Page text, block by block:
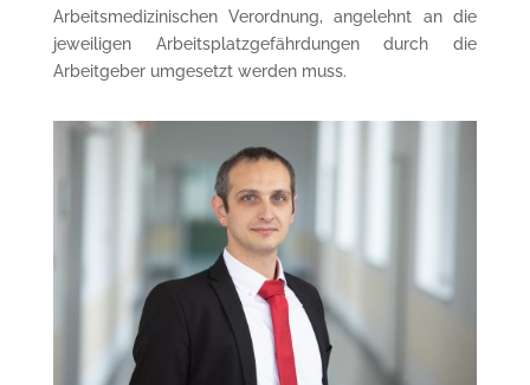
Arbeitsmedizinischen Verordnung, angelehnt an die
jeweiligen Arbeitsplatzgefährdungen durch die
Arbeitgeber umgesetzt werden muss.